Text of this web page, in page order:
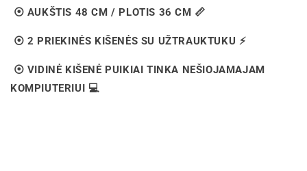
⦿ AUKŠTIS 48 CM / PLOTIS 36 CM 📏
⦿ 2 PRIEKINĖS KIŠENĖS SU UŽTRAUKTUKU ⚡️
⦿ VIDINĖ KIŠENĖ PUIKIAI TINKA NEŠIOJAMAJAM
KOMPIUTERIUI 💻